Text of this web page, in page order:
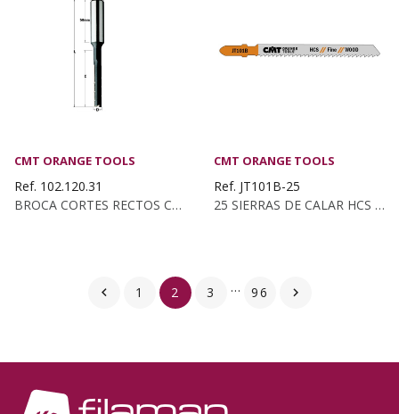
CMT ORANGE TOOLS
Ref. 102.120.31
BROCA CORTES RECTOS C/ROMP. KSS D:12 Z2...
CMT ORANGE TOOLS
Ref. JT101B-25
25 SIERRAS DE CALAR HCS PARA MADERA RECTA Y...
 1 2 3 … 96 